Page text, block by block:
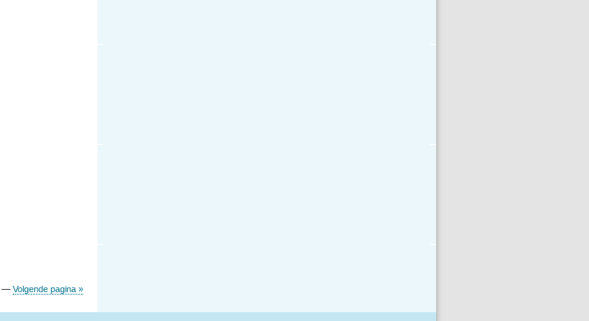
— Volgende pagina »